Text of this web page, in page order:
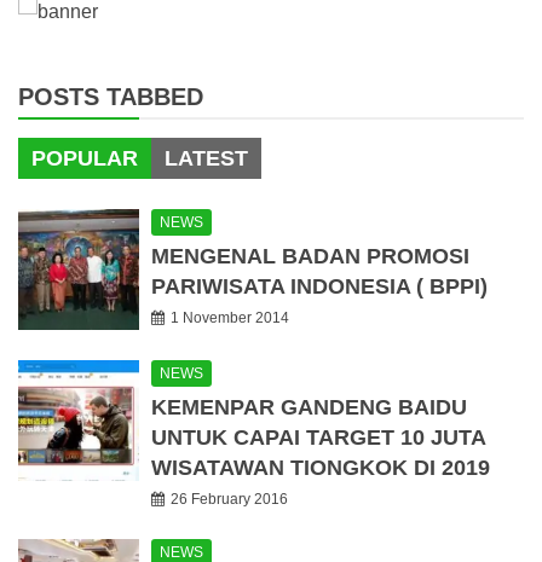
POSTS TABBED
POPULAR LATEST
NEWS
MENGENAL BADAN PROMOSI
PARIWISATA INDONESIA ( BPPI)
1 November 2014
NEWS
KEMENPAR GANDENG BAIDU
UNTUK CAPAI TARGET 10 JUTA
WISATAWAN TIONGKOK DI 2019
26 February 2016
NEWS